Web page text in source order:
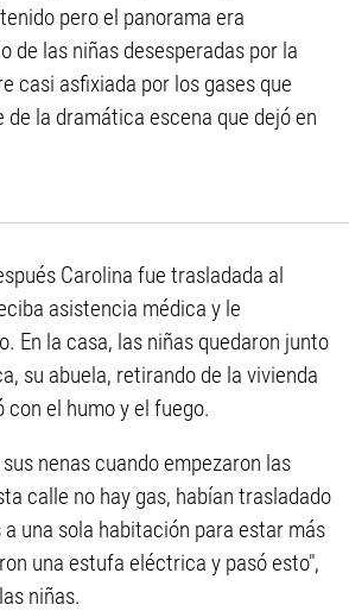
pero el panorama era
de las niñas desesperadas por la
casi asfixiada por los gases que
de la dramática escena que dejó en
Carolina fue trasladada al
asistencia médica y le
En la casa, las niñas quedaron junto
su abuela, retirando de la vivienda
con el humo y el fuego.
nenas cuando empezaron las
calle no hay gas, habían trasladado
una sola habitación para estar más
una estufa eléctrica y pasó esto",
niñas.